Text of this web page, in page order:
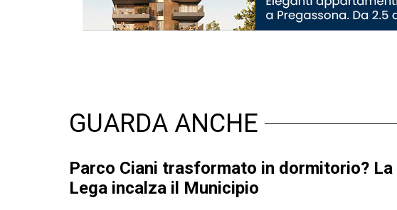
GUARDA ANCHE
Parco Ciani trasformato in dormitorio? La
Lega incalza il Municipio